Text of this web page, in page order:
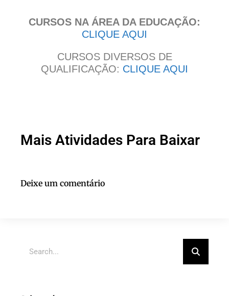
CURSOS NA ÁREA DA EDUCAÇÃO:
CLIQUE AQUI
CURSOS DIVERSOS DE
QUALIFICAÇÃO: CLIQUE AQUI
Mais Atividades Para Baixar
Deixe um comentário